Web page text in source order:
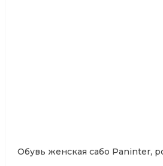
Обувь женская сабо Paninter,